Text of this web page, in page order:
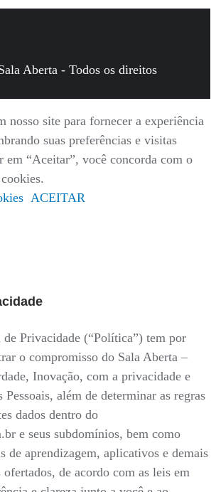
Aberta - Todos os direitos
nosso site para fornecer a experiência
suas preferências e visitas
em “Aceitar”, você concorda com o
ACEITAR
Privacidade (“Política”) tem por
o compromisso do Sala Aberta –
Inovação, com a privacidade e
além de determinar as regras
dados dentro do
e seus subdomínios, bem como
de aprendizagem, aplicativos e demais
ofertados, de acordo com as leis em